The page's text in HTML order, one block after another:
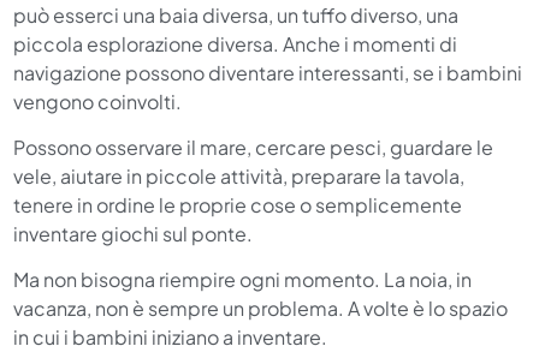
può esserci una baia diversa, un tuffo diverso, una
piccola esplorazione diversa. Anche i momenti di
navigazione possono diventare interessanti, se i bambini
vengono coinvolti.
Possono osservare il mare, cercare pesci, guardare le
vele, aiutare in piccole attività, preparare la tavola,
tenere in ordine le proprie cose o semplicemente
inventare giochi sul ponte.
Ma non bisogna riempire ogni momento. La noia, in
vacanza, non è sempre un problema. A volte è lo spazio
in cui i bambini iniziano a inventare.